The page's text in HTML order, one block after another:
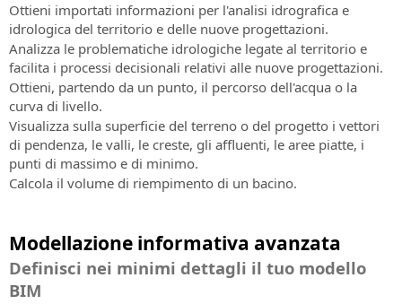
Ottieni importati informazioni per l'analisi idrografica e
idrologica del territorio e delle nuove progettazioni.
Analizza le problematiche idrologiche legate al territorio e
facilita i processi decisionali relativi alle nuove progettazioni.
Ottieni, partendo da un punto, il percorso dell'acqua o la
curva di livello.
Visualizza sulla superficie del terreno o del progetto i vettori
di pendenza, le valli, le creste, gli affluenti, le aree piatte, i
punti di massimo e di minimo.
Calcola il volume di riempimento di un bacino.
Modellazione informativa avanzata
Definisci nei minimi dettagli il tuo modello
BIM